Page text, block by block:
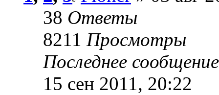
38 Ответы
8211 Просмотры
Последнее
15 сен 2011, 20:22